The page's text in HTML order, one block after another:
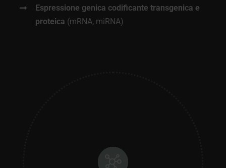
Espressione genica codificante transgenica e
proteica (mRNA, miRNA)